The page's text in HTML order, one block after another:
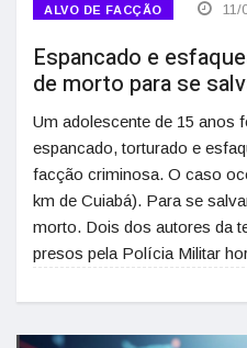
ALVO DE FACÇÃO 11/
Espancado e
de morto para se
Um adolescente de 15 anos
espancado, torturado e
facção criminosa. O caso
km de Cuiabá). Para se
morto. Dois dos autores da
presos pela Polícia Militar